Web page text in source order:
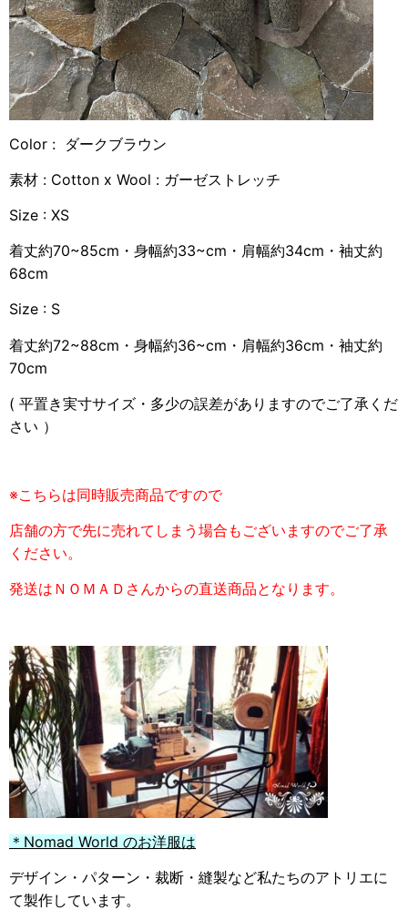
Color : ダークブラウン
素材 : Cotton x Wool : ガーゼストレッチ
Size : XS
着丈約70~85cm・身幅約33~cm・肩幅約34cm・袖丈約
68cm
Size : S
着丈約72~88cm・身幅約36~cm・肩幅約36cm・袖丈約
70cm
( 平置き実寸サイズ・多少の誤差がありますのでご了承くだ
さい ）
※こちらは同時販売商品ですので
店舗の方で先に売れてしまう場合もございますのでご了承
ください。
発送はＮＯＭＡＤさんからの直送商品となります。
＊Nomad World のお洋服は
デザイン・パターン・裁断・縫製など私たちのアトリエに
て製作しています。